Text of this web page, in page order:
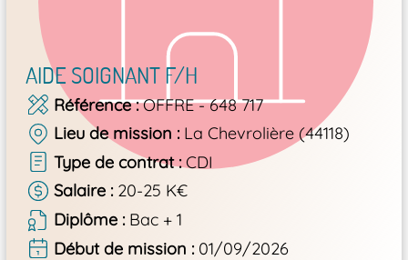
AIDE SOIGNANT F/H
Référence OFFRE - 648 717
Lieu de mission
La Chevrolière (44118)
Type de contrat CDI
Salaire
20-25 K€
Diplôme
Bac + 1
Début de mission
01/09/2026